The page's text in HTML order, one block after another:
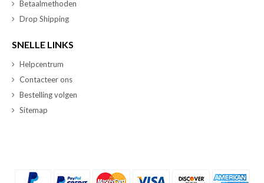
Betaalmethoden
Drop Shipping
SNELLE LINKS
Helpcentrum
Contacteer ons
Bestelling volgen
Sitemap